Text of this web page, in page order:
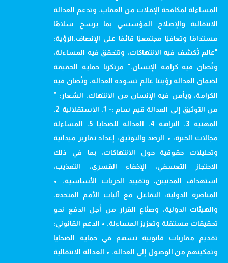
المساءلة لمكافحة الإفلات من العقاب، وتدعم العدالة
الانتقالية والإصلاح المؤسسي بما يرسخ سلامًا
مستدامًا وتعافيًا مجتمعيًا قائمًا على الإنصاف.الرؤية:
"عالم تُكشف فيه الانتهاكات، وتتحقق فيه المساءلة،
وتُصان فيه كرامة الإنسان." مرتكزنا حماية الحقيقة
لضمان العدالة رؤيتنا عالم تسوده العدالة، وتُصان فيه
الكرامة، ويأمن فيه الإنسان من الانتهاك. الشعار: "
من التوثيق إلى العدالة قيم سام :- 1. الاستقلالية 2.
المهنية 3. النزاهة 4. العدالة للضحايا 5. المساءلة
مجالات الخبرة: • الرصد والتوثيق: إعداد تقارير ميدانية
وتحليلات حقوقية حول الانتهاكات، بما في ذلك
الاحتجاز التعسفي، الإخفاء القسري، التعذيب،
استهداف المدنيين، وتقييد الحريات الأساسية. •
المناصرة الدولية: التفاعل مع آليات الأمم المتحدة،
والهيئات الدولية، وصنّاع القرار من أجل الدفع نحو
تحقيقات مستقلة وتعزيز المساءلة. • الدعم القانوني:
تقديم مقاربات قانونية تسهم في حماية الضحايا
وتمكينهم من الوصول إلى العدالة. • العدالة الانتقالية